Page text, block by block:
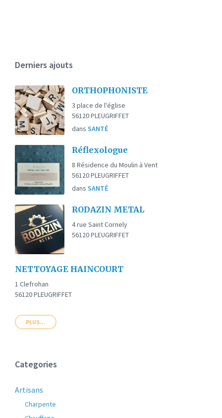
Derniers ajouts
ORTHOPHONISTE
3 place de l'église
56120 PLEUGRIFFET
dans SANTÉ
Réflexologue
8 Résidence du Moulin à Vent
56120 PLEUGRIFFET
dans SANTÉ
RODAZIN METAL
4 rue Saint Cornely
56120 PLEUGRIFFET
NETTOYAGE HAINCOURT
1 Clefrohan
56120 PLEUGRIFFET
PLUS...
Categories
Artisans
Charpente